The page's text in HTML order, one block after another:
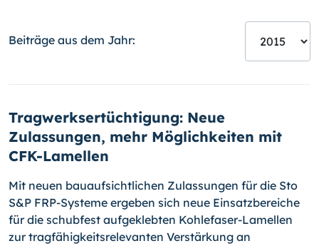
Beiträge aus dem Jahr:
Tragwerksertüchtigung: Neue
Zulassungen, mehr Möglichkeiten mit
CFK-Lamellen
Mit neuen bauaufsichtlichen Zulassungen für die Sto
S&P FRP-Systeme ergeben sich neue Einsatzbereiche
für die schubfest aufgeklebten Kohle­faser-Lamellen
zur tragfähigkeitsrelevanten Verstärkung an